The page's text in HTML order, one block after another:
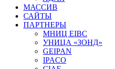
МАССИВ
САЙТЫ
ПАРТНЕРЫ
МНИЦ EIBC
УНИЦА «ЗОНД»
GEIPAN
IPACO